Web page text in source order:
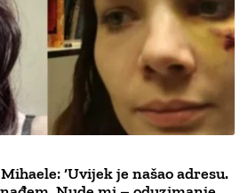
‘Uvijek je našao adresu.